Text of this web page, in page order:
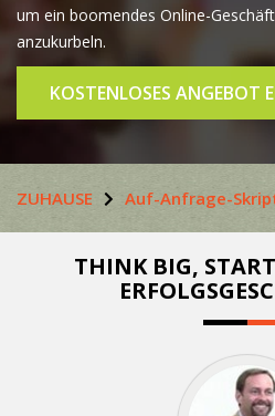
um ein boomendes Online-
anzukurbeln.
KOSTENLOSES ANGEBOT
ZUHAUSE Auf-Anfrage-
THINK BIG,